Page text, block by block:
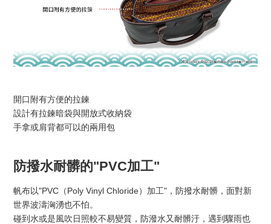
開口附有方便的拉鍊
設計有拉鍊暗袋與開放式收納袋
手拿或肩背都可以的兩用包
防撥水耐髒的"PVC加工"
帆布以"PVC（Poly Vinyl Chloride）加工"，防撥水耐髒，面對新
世界波濤洶湧也不怕。
碰到水或是風吹日照較不易變質，防潑水又耐髒汙，遇到驟雨也